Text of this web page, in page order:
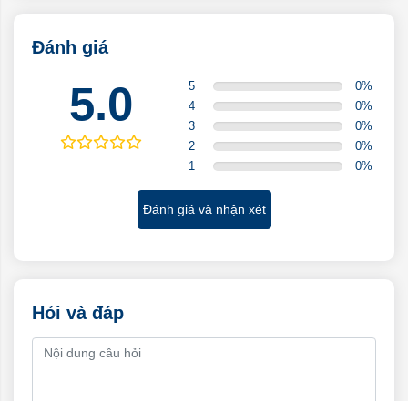
Đánh giá
5.0 5 0%
4
0%
3
0%
2
0%
1
0%
Đánh giá và nhận xét
Hỏi và đáp